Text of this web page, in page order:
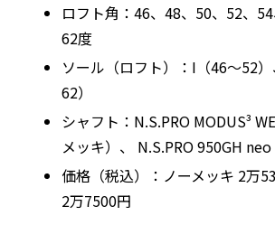
ロフト角：46、48、50、52、54
62度
ソール（ロフト）：I（46〜52
62）
シャフト：N.S.PRO MODUS³
メッキ）、 N.S.PRO 950GH neo
価格（税込）：ノーメッキ 2万
2万7500円